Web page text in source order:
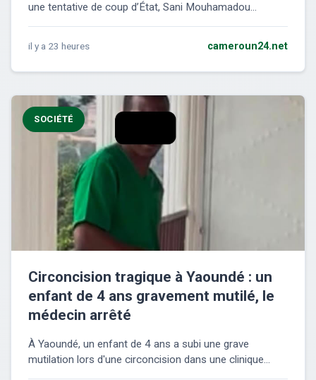
une tentative de coup d’État, Sani Mouhamadou...
il y a 23 heures cameroun24.net
SOCIÉTÉ
Circoncision tragique à Yaoundé : un
enfant de 4 ans gravement mutilé, le
médecin arrêté
À Yaoundé, un enfant de 4 ans a subi une grave
mutilation lors d'une circoncision dans une clinique...